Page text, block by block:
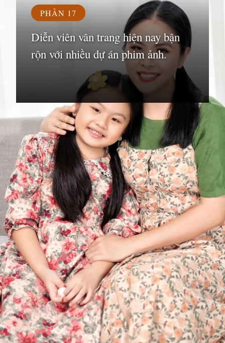
PHẦN 17
Diễn viên vân trang hiện nay bận
rộn với nhiều dự án phim ảnh.